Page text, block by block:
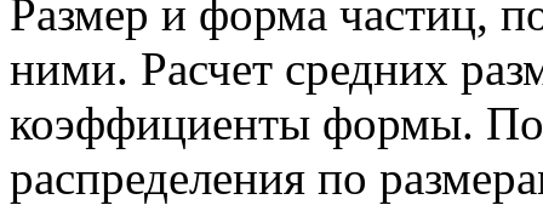
Размер и форма частиц,
ними. Расчет средних
коэффициенты формы.
распределения по